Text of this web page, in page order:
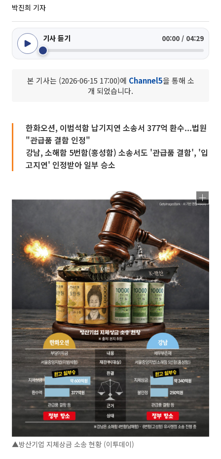
박진희 기자
기사 듣기 00:00 / 04:29
본 기사는 (2026-06-15 17:00)에 Channel5을 통해 소
개 되었습니다.
한화오션, 이범석함 납기지연 소송서 377억 환수...법원
"관급품 결함 인정"
강남, 소해함 5번함(홍성함) 소송서도 '관급품 결함', '입
고지연' 인정받아 일부 승소
▲방산기업 지체상금 소송 현황 (이투데이)